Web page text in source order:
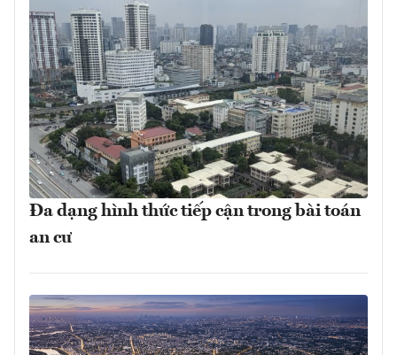
Đa dạng hình thức tiếp cận trong bài toán
an cư